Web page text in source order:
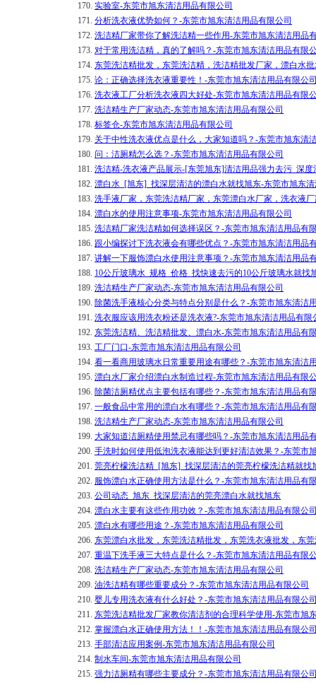
170. 实验室-东莞市旭东清洁用品有限公司
171. 分析洗衣液优势如何？-东莞市旭东清洁用品有限公司
172. 洗洁精厂家带你了解洗洁精一些作用-东莞市旭东清洁用品
173. 对于常用洗洁精，真的了解吗？-东莞市旭东清洁用品有限
174. 东莞洗洁精批发，东莞洗洁精，洗洁精批发厂家，漂白水
175. 论：正确选择洗衣液重要性！-东莞市旭东清洁用品有限公
176. 洗衣液工厂分析洗衣液四大好处-东莞市旭东清洁用品有限
177. 洗洁精生产厂家动态-东莞市旭东清洁用品有限公司
178. 标签仓-东莞市旭东清洁用品有限公司
179. 关于中性洗衣液优点是什么，大家知道吗？-东莞市旭东清
180. 问：洁厕精怎么选？-东莞市旭东清洁用品有限公司
181. 洗洁精-洗衣液产品展示-[东莞旭东]清洁用品强力去污_深度
182. 漂白水_[旭东]_找深层清洁的漂白水就找旭东-东莞市旭东
183. 洗手液厂家，东莞洗洁精厂家，东莞漂白水厂家，洗衣液
184. 漂白水的使用注意事项-东莞市旭东清洁用品有限公司
185. 洗洁精厂家洗洁精如何选择误区？-东莞市旭东清洁用品有
186. 跟小编探讨下洗衣液会有哪些优点？-东莞市旭东清洁用品
187. 讲解一下服饰漂白水使用注意事项？-东莞市旭东清洁用品
188. 10公斤玻璃水_规格_价格_找快速去污的10公斤玻璃水就
189. 洗洁精生产厂家动态-东莞市旭东清洁用品有限公司
190. 除菌洗手液核心分类与特点分别是什么？-东莞市旭东清洁
191. 洗衣服应该用洗衣粉还是洗衣液?-东莞市旭东清洁用品有限
192. 东莞洗洁精、洗洁精批发、漂白水-东莞市旭东清洁用品有
193. 工厂门口-东莞市旭东清洁用品有限公司
194. 看一看商用玻璃水日常重要用途有哪些？-东莞市旭东清洁
195. 漂白水厂家介绍漂白水制造过程-东莞市旭东清洁用品有限
196. 除菌洁厕精优点主要包括有哪些？-东莞市旭东清洁用品有
197. 一般食品中常用的漂白水有哪些？-东莞市旭东清洁用品有
198. 洗洁精生产厂家动态-东莞市旭东清洁用品有限公司
199. 大家知道洁厕精使用禁忌有哪些吗？-东莞市旭东清洁用品
200. 手洗时如何使用低泡洗衣液能达到更好清洁效果？-东莞市
201. 莞亮柠檬洗洁精_[旭东]_找深层清洁的莞亮柠檬洗洁精就
202. 服饰漂白水正确使用方法是什么？-东莞市旭东清洁用品有
203. 公司动态_旭东_找深层清洁的莞亮漂白水就找旭东
204. 漂白水主要有这些作用功效？-东莞市旭东清洁用品有限公
205. 漂白水有哪些用途？-东莞市旭东清洁用品有限公司
206. 东莞漂白水批发，东莞洗洁精批发，东莞洗衣液批发，东
207. 重温下洗手液三大特点是什么？-东莞市旭东清洁用品有限
208. 洗洁精生产厂家动态-东莞市旭东清洁用品有限公司
209. 油洗洁精有哪些重要成分？-东莞市旭东清洁用品有限公司
210. 婴儿专用洗衣液有什么好处？-东莞市旭东清洁用品有限公
211. 东莞洗洁精批发厂家教你清洁剂的合理科学使用-东莞市旭
212. 掌握漂白水正确使用方法！！-东莞市旭东清洁用品有限公
213. 手部清洁应用案例-东莞市旭东清洁用品有限公司
214. 制水车间-东莞市旭东清洁用品有限公司
215. 强力洁厕精有哪些主要成分？-东莞市旭东清洁用品有限公